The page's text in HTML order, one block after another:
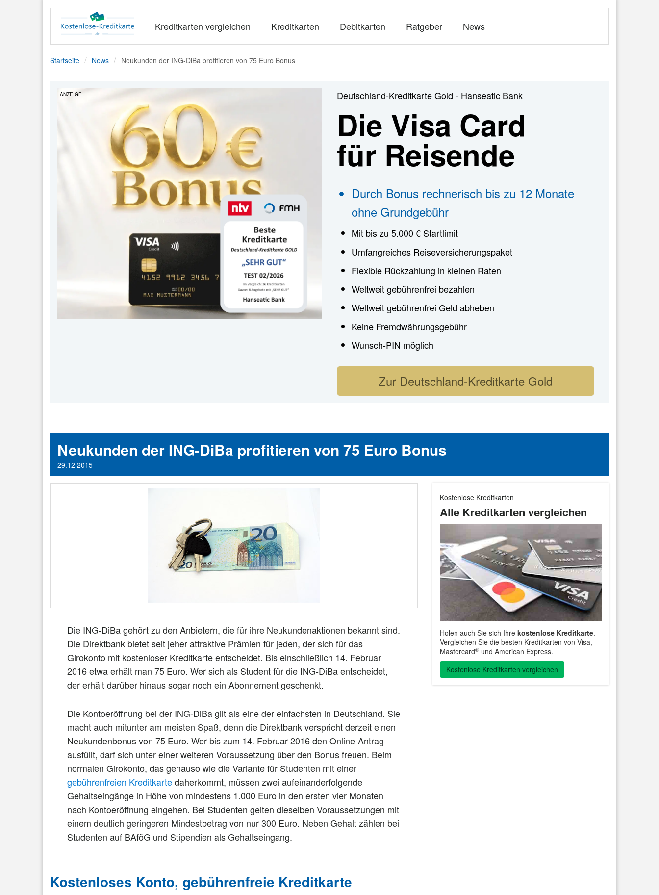
Kreditkarten vergleichen Kreditkarten Debitkarten Ratgeber News
Startseite News Neukunden der ING-DiBa profitieren von 75 Euro Bonus
ANZEIGE Deutschland-Kreditkarte Gold - Hanseatic Bank
Die Visa Card
für Reisende
Durch Bonus rechnerisch bis zu 12 Monate
ohne Grundgebühr
Mit bis zu 5.000 € Startlimit
Umfangreiches Reiseversicherungspaket
Flexible Rückzahlung in kleinen Raten
Weltweit gebührenfrei bezahlen
Weltweit gebührenfrei Geld abheben
Keine Fremdwährungsgebühr
Wunsch-PIN möglich
Zur Deutschland-Kreditkarte Gold
Neukunden der ING-DiBa profitieren von 75 Euro Bonus
29.12.2015
Die ING-DiBa gehört zu den Anbietern, die für ihre Neukundenaktionen bekannt sind.
Die Direktbank bietet seit jeher attraktive Prämien für jeden, der sich für das
Girokonto mit kostenloser Kreditkarte entscheidet. Bis einschließlich 14. Februar
2016 etwa erhält man 75 Euro. Wer sich als Student für die ING-DiBa entscheidet,
der erhält darüber hinaus sogar noch ein Abonnement geschenkt.
Die Kontoeröffnung bei der ING-DiBa gilt als eine der einfachsten in Deutschland. Sie
macht auch mitunter am meisten Spaß, denn die Direktbank verspricht derzeit einen
Neukundenbonus von 75 Euro. Wer bis zum 14. Februar 2016 den Online-Antrag
ausfüllt, darf sich unter einer weiteren Voraussetzung über den Bonus freuen. Beim
normalen Girokonto, das genauso wie die Variante für Studenten mit einer
gebührenfreien Kreditkartedaherkommt, müssen zwei aufeinanderfolgende
Gehaltseingänge in Höhe von mindestens 1.000 Euro in den ersten vier Monaten
nach Kontoeröffnung eingehen. Bei Studenten gelten dieselben Voraussetzungen mit
einem deutlich geringeren Mindestbetrag von nur 300 Euro. Neben Gehalt zählen bei
Studenten auf BAföG und Stipendien als Gehaltseingang.
Kostenloses Konto, gebührenfreie Kreditkarte
Kostenlose Kreditkarten
Alle Kreditkarten vergleichen
Holen auch Sie sich Ihre kostenlose Kreditkarte.
Vergleichen Sie die besten Kreditkarten von Visa,
Mastercard® und American Express.
Kostenlose Kreditkarten vergleichen